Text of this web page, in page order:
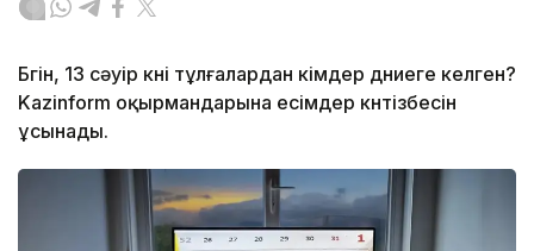
Бүгін, 13 сәуір күні тұлғалардан кімдер дүниеге келген?
Kazinform оқырмандарына есімдер күнтізбесін
ұсынады.